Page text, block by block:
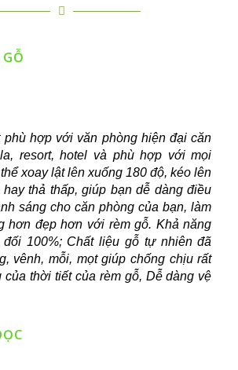
phù hợp với văn phòng hiện đại căn
resort, hotel và phù hợp với mọi
xoay lật lên xuống 180 độ, kéo lên
thả thấp, giúp bạn dễ dàng điều
sáng cho căn phòng của bạn, làm
hơn đẹp hơn với rèm gỗ. Khả năng
đối 100%; Chất liệu gỗ tự nhiên đã
vênh, mỗi, mọt giúp chống chịu rất
của thời tiết của rèm gỗ, Dễ dàng vệ